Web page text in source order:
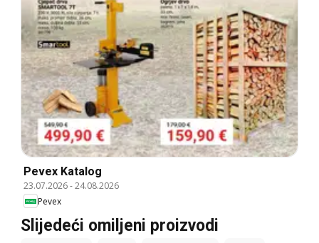
Pevex Katalog
23.07.2026-24.08.2026
Pevex
Slijedeći omiljeni proizvodi